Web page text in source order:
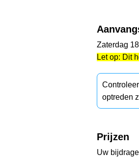
Zaterdag
Let op: Dit
optreden
Prijzen
Uw